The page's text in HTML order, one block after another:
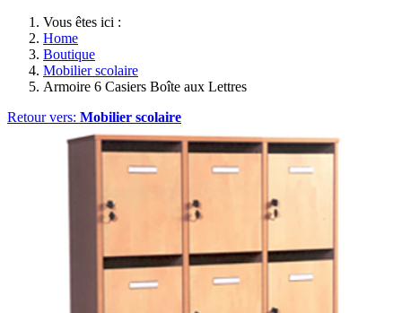
Vous êtes ici :
Home
Boutique
Mobilier scolaire
Armoire 6 Casiers Boîte aux Lettres
Retour vers: Mobilier scolaire